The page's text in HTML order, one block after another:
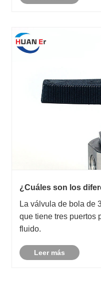
¿Cuáles son los
La válvula de bola de
que tiene tres puertos
fluido.
Leer más